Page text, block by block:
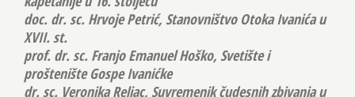
doc. dr. sc. Hrvoje Petrić, Stanovništvo Otoka Ivanića u
XVII. st.
prof. dr. sc. Franjo Emanuel Hoško, Svetište i
proštenište Gospe Ivanićke
dr. sc. Veronika Reljac, Suvremenik čudesnih zbivanja u